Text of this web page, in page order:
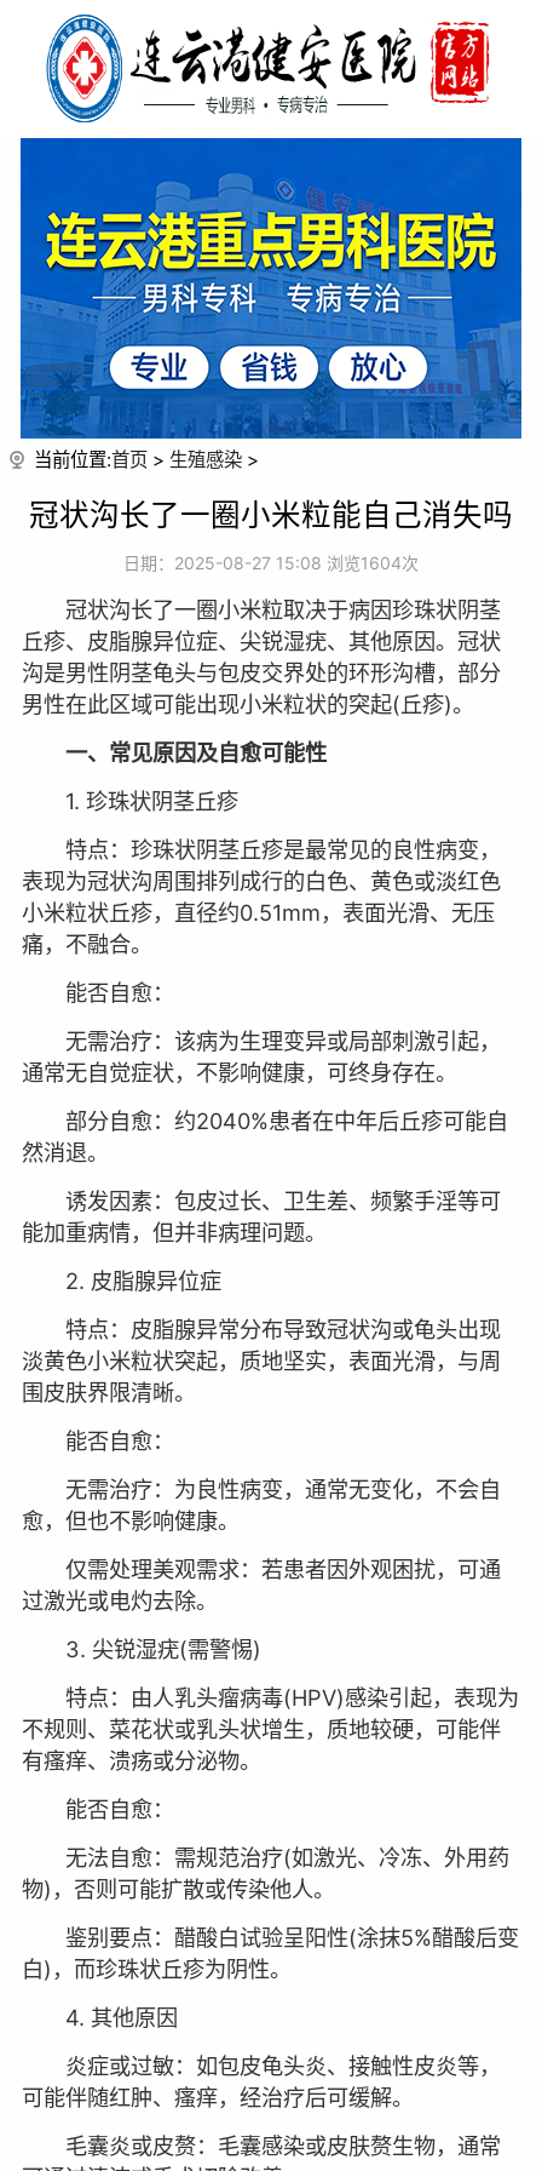
当前位置:首页 > 生殖感染 >
冠状沟长了一圈小米粒能自己消失吗
日期：2025-08-27 15:08 浏览1604次
冠状沟长了一圈小米粒取决于病因珍珠状阴茎
丘疹、皮脂腺异位症、尖锐湿疣、其他原因。冠状
沟是男性阴茎龟头与包皮交界处的环形沟槽，部分
男性在此区域可能出现小米粒状的突起(丘疹)。
一、常见原因及自愈可能性
1. 珍珠状阴茎丘疹
特点：珍珠状阴茎丘疹是最常见的良性病变，
表现为冠状沟周围排列成行的白色、黄色或淡红色
小米粒状丘疹，直径约0.51mm，表面光滑、无压
痛，不融合。
能否自愈：
无需治疗：该病为生理变异或局部刺激引起，
通常无自觉症状，不影响健康，可终身存在。
部分自愈：约2040%患者在中年后丘疹可能自
然消退。
诱发因素：包皮过长、卫生差、频繁手淫等可
能加重病情，但并非病理问题。
2. 皮脂腺异位症
特点：皮脂腺异常分布导致冠状沟或龟头出现
淡黄色小米粒状突起，质地坚实，表面光滑，与周
围皮肤界限清晰。
能否自愈：
无需治疗：为良性病变，通常无变化，不会自
愈，但也不影响健康。
仅需处理美观需求：若患者因外观困扰，可通
过激光或电灼去除。
3. 尖锐湿疣(需警惕)
特点：由人乳头瘤病毒(HPV)感染引起，表现为
不规则、菜花状或乳头状增生，质地较硬，可能伴
有瘙痒、溃疡或分泌物。
能否自愈：
无法自愈：需规范治疗(如激光、冷冻、外用药
物)，否则可能扩散或传染他人。
鉴别要点：醋酸白试验呈阳性(涂抹5%醋酸后变
白)，而珍珠状丘疹为阴性。
4. 其他原因
炎症或过敏：如包皮龟头炎、接触性皮炎等，
可能伴随红肿、瘙痒，经治疗后可缓解。
毛囊炎或皮赘：毛囊感染或皮肤赘生物，通常